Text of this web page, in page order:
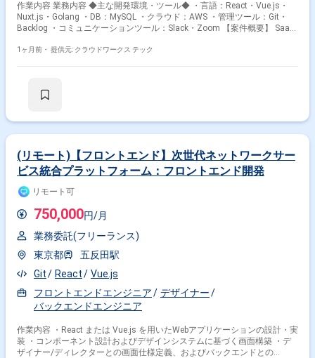
作業内容 業務内容 ◆主な開発環境・ツール◆ ・言語：React・Vue.js・
Nuxt.js・Golang ・DB：MySQL ・クラウド：AWS ・管理ツール：Git・
Backlog ・コミュニケーションツール：Slack・Zoom 【案件概要】 SaaS
な機能追加や性能向上に係る業務をお願いします。 ・Reactを使用した
インでのコミュニケーションも取りやすいです！ ◆補足◆ 上場企業のグ
社等はなく、残業等も少ない現場となっており、 裁量を持って開発業務が
行える環境です。 関わるサービス・プロダクト ■募集背景 増員予定
1ヶ月前・ 提供元: クラウドワークス テック
(リモート)【フロントエンド】次世代ネットワークサー
ビス統合プラットフォーム：フロントエンド開発
リモート可
750,000円/月
業務委託(フリーランス)
東京都
五反田駅
Git
React
Vue.js
フロントエンドエンジニア
デザイナー
バックエンドエンジニア
作業内容 ・React または Vue.js を用いたWebアプリケーションの設計・実
装 ・コンポーネント設計およびデザインシステムに基づく画面構築 ・デ
ザイナー/ディレクターとの画面仕様定義、およびバックエンドとの